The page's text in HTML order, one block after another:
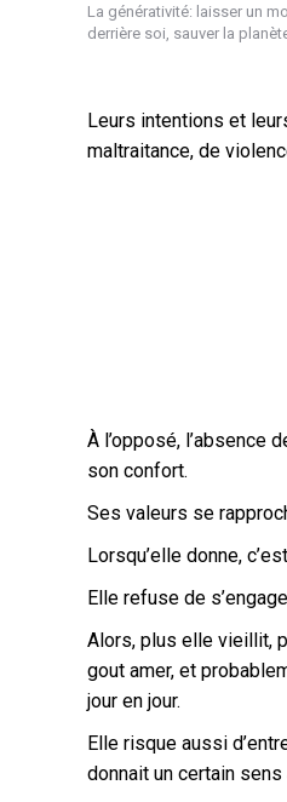
La générativité: laisser un
derrière soi, sauver la
Leurs intentions et
maltraitance, de
À l’opposé, l’absence
son confort.
Ses valeurs se
Lorsqu’elle donne,
Elle refuse de
Alors, plus elle vieillit,
gout amer, et
jour en jour.
Elle risque aussi
donnait un certain